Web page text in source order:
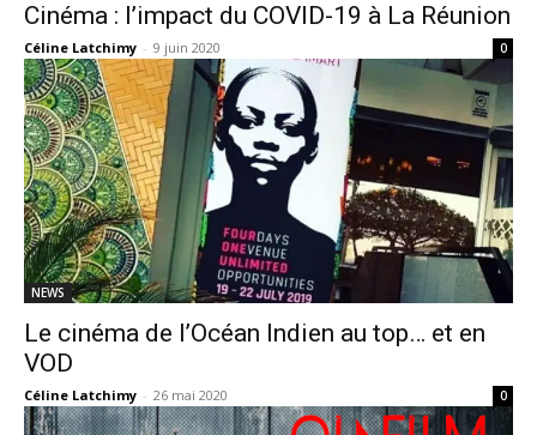
Cinéma : l’impact du COVID-19 à La Réunion
Céline Latchimy - 9 juin 2020 0
NEWS
Le cinéma de l’Océan Indien au top… et en
VOD
Céline Latchimy - 26 mai 2020 0